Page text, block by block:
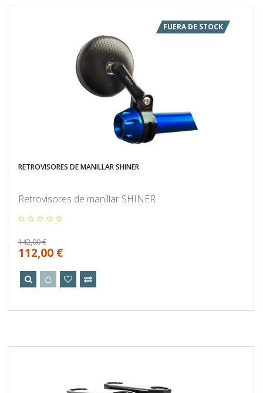
FUERA DE STOCK
RETROVISORES DE MANILLAR SHINER
Retrovisores de manillar SHINER
142,00 €
112,00 €